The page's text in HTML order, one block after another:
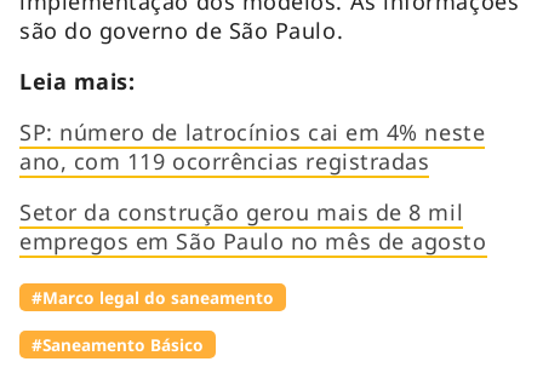
são do governo de São Paulo.
Leia mais:
SP: número de latrocínios cai em 4% neste
ano, com 119 ocorrências registradas
Setor da construção gerou mais de 8 mil
empregos em São Paulo no mês de agosto
#Marco legal do saneamento
#Saneamento Básico